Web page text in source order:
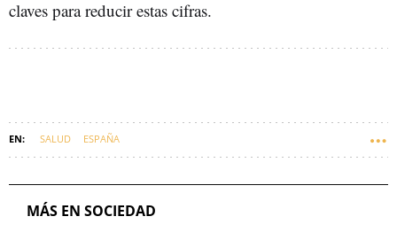
claves para reducir estas cifras.
SALUD ESPAÑA
MÁS EN SOCIEDAD